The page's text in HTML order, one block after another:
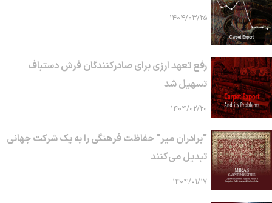
۱۴۰۴/۰۳/۲۵
رفع تعهد ارزی برای صادرکنندگان فرش دستباف
تسهیل شد
۱۴۰۴/۰۲/۲۰
"برادران میر" حفاظت فرهنگی را به یک شرکت جهانی
تبدیل می‌کنند
۱۴۰۴/۰۱/۱۷